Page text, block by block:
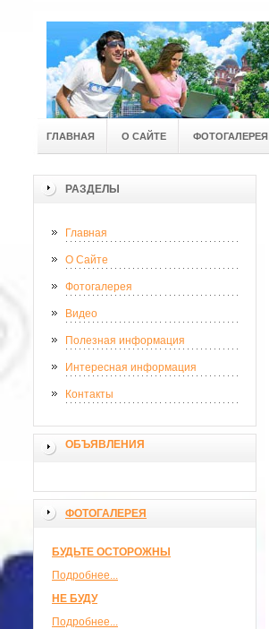
ГЛАВНАЯ О САЙТЕ ФОТОГАЛЕРЕЯ
РАЗДЕЛЫ
Главная
О Сайте
Фотогалерея
Видео
Полезная информация
Интересная информация
Контакты
ОБЪЯВЛЕНИЯ
ФОТОГАЛЕРЕЯ
БУДЬТЕ ОСТОРОЖНЫ
Подробнее...
НЕ БУДУ
Подробнее...